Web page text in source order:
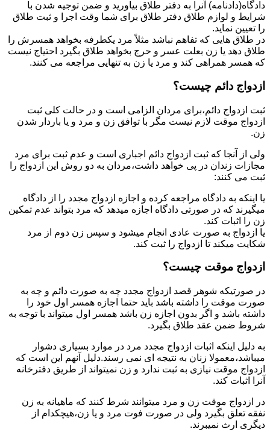
دادگاه(دادنامه) آنرا به دفتر طلاق بیاورید و ضمن توجیه شدن با
شرایط و لوازم طلاق دفتر طلاق برای شما وقت اجرا و ثبت طلاق
را تعیین نماید.
در طلاق هایی که تفاهم نباشد مثلاً مرد یکطرفه بخواهد همسرش را
طلاق دهد یا زن بعلت عسر و حرج بخواهد طلاق بگیرد احتیاج نیست
که همسر همراهی کند و مرد یا زن به تنهایی مراجعه می کنند.
ازدواج دائم چیست؟
ثبت ازدواج دائم،برای مردان الزامی است و در حالت کلی ثبت
ازدواج موقت لازم نیست مگر با توافق زن و مرد و یا باردار شدن
زن.
ولی از آنجا که ثبت ازدواج دائم اجباری است و عدم ثبت برای مرد
مجازات زندان در پی خواهد داشت،مردان به دو روش این ازدواج را
ثبت می کنند:
یا اینکه به دادگاه مراجعه کرده و اجازه ازدواج مجدد را از دادگاه
میگیرند که در صورتی دادگاه اجازه میدهد که مرد بتواند عدم تمکین
زن را اثبات کند.
یا ازدواج به صورت عادی انجام میشود و سپس زن دوم از مرد
شکایت میکند تا ازدواج را ثبت کند.
ازدواج موقت چیست؟
در صورتیکه شوهر قصد ازدواج مجدد چه به صورت دائم و چه به
صورت موقت را داشته باشد باید حتما اجازه همسر اول خود را
داشته باشد و اگر بدون اجازه زن باشد همسر اول میتواند با توجه به
شروط ضمن عقد طلاق بگیرد.
به دلیل اینکه اثبات ازدواج مجدد مرد در موارد بسیاری دشوار
میباشد،معمولا زنان به نتیجه ای نمی رسند.دلیل آنهم این است که
ازدواج موقت نیازی به ثبت ندارد و زن نمیتواند از طریق دفترخانه
آنرا اثبات کند.
در ازدواج موقت زن و مرد میتوانند شرط کنند که ماهیانه به زن
نفقه تعلق بگیرد ولی در صورت فوت مرد و یا زن،هیچکدام از
دیگری ارث نمیبرند.